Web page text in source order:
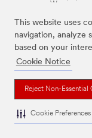
This website uses
navigation, analyze
based on your
Cookie Notice
Reject Non-Essential
Cookie Preferences
Wymienione